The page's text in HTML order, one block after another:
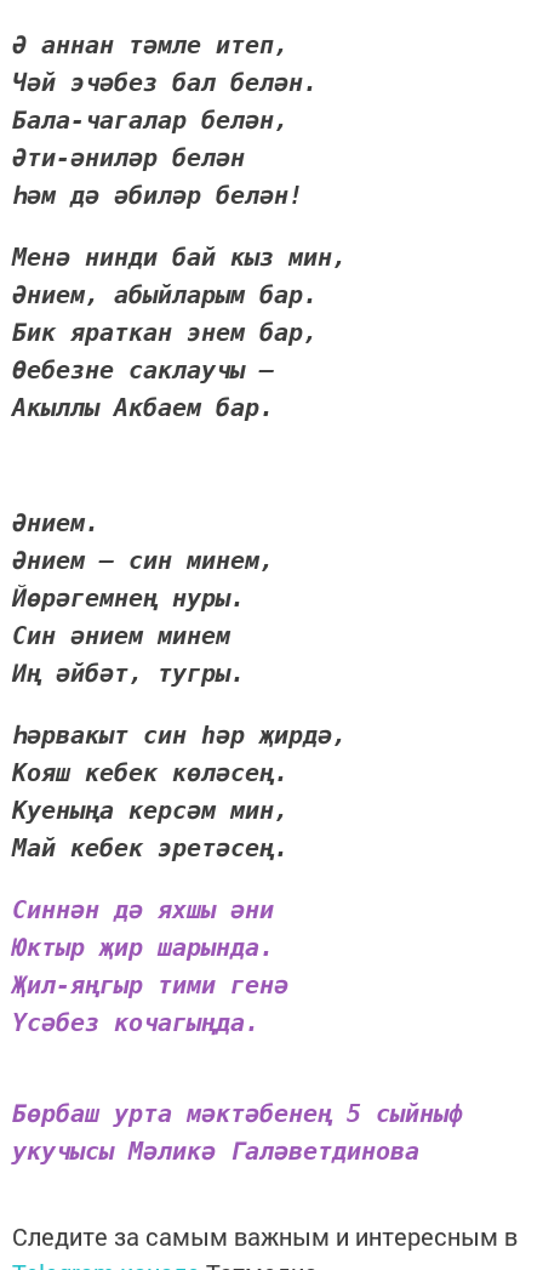
Ә аннан тәмле итеп,
Чәй эчәбез бал белән.
Бала-чагалар белән,
Әти-әниләр белән
Һәм дә әбиләр белән!
Менә нинди бай кыз мин,
Әнием, абыйларым бар.
Бик яраткан энем бар,
Өебезне саклаучы –
Акыллы Акбаем бар.
Әнием.
Әнием – син минем,
Йөрәгемнең нуры.
Син әнием минем
Иң әйбәт, тугры.
Һәрвакыт син һәр җирдә,
Кояш кебек көләсең.
Куеныңа керсәм мин,
Май кебек эретәсең.
Синнән дә яхшы әни
Юктыр җир шарында.
Җил-яңгыр тими генә
Үсәбез кочагыңда.
Бөрбаш урта мәктәбенең 5 сыйныф
укучысы Мәликә Галәветдинова
Следите за самым важным и интересным в